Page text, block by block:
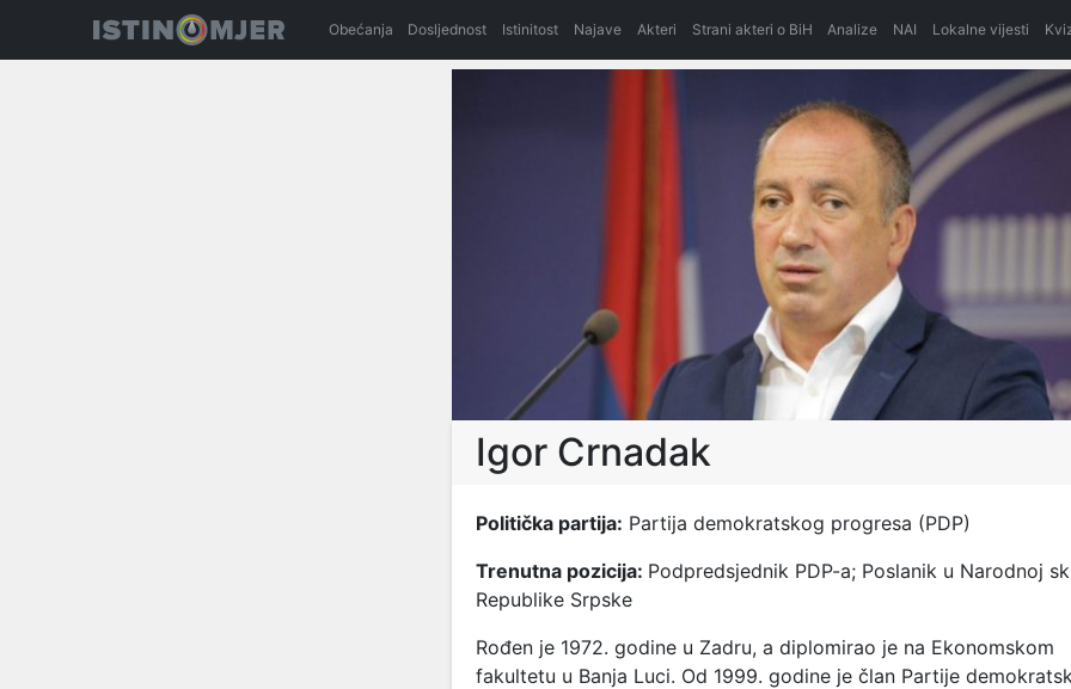
Obećanja Dosljednost Istinitost Najave Akteri Strani akteri o BiH Analize NAI Lokalne vijesti
Igor Crnadak
Politička partija: Partija demokratskog progresa (PDP)
Trenutna pozicija: Podpredsjednik PDP-a; Poslanik u Narodnoj
Republike Srpske
Rođen je 1972. godine u Zadru, a diplomirao je na Ekonomskom
fakultetu u Banja Luci. Od 1999. godine je član Partije